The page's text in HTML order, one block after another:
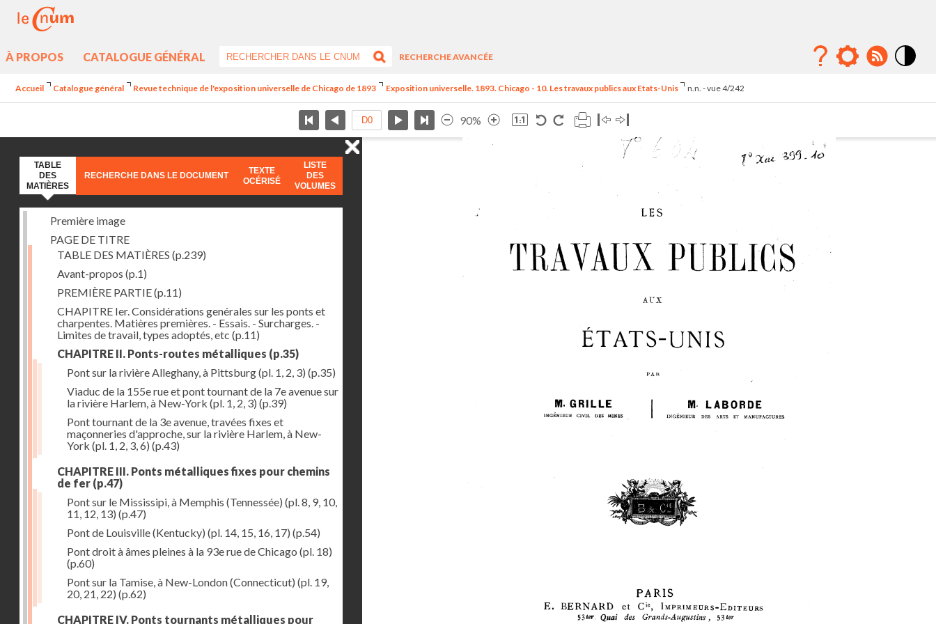
À PROPOS CATALOGUE GÉNÉRAL
RECHERCHE AVANCÉE
Accueil Catalogue général Revue technique de l'exposition universelle de Chicago de 1893 Exposition universelle. 1893. Chicago - 10. Les travaux publics aux Etats-Unis n.n. - vue 4/242
90%
TABLE
DES
MATIÈRES
RECHERCHE DANS LE DOCUMENT
TEXTE
OCÉRISÉ
LISTE
DES
VOLUMES
Première image
PAGE DE TITRE
TABLE DES MATIÈRES (p.239)
Avant-propos (p.1)
PREMIÈRE PARTIE(p.11)
CHAPITRE Ier. Considérations genérales sur les ponts et
charpentes. Matières premières. - Essais. - Surcharges. -
Limites de travail, types adoptés, etc (p.11)
CHAPITRE II. Ponts-routes métalliques (p.35)
Pont sur la rivière Alleghany, à Pittsburg (pl. 1, 2, 3) (p.35)
Viaduc de la 155e rue et pont tournant de la 7e avenue sur
la rivière Harlem, à New-York (pl. 1, 2, 3) (p.39)
Pont tournant de la 3e avenue, travées fixes et
maçonneries d'approche, sur la rivière Harlem, à New-
York (pl. 1, 2, 3, 6) (p.43)
CHAPITRE III. Ponts métalliques fixes pour chemins
de fer (p.47)
Pont sur le Mississipi, à Memphis (Tennessée) (pl. 8, 9, 10,
11, 12, 13) (p.47)
Pont de Louisville (Kentucky) (pl. 14, 15, 16, 17) (p.54)
Pont droit à âmes pleines à la 93e rue de Chicago (pl. 18)
(p.60)
Pont sur la Tamise, à New-London (Connecticut) (pl. 19,
20, 21, 22) (p.62)
CHAPITRE IV. Ponts tournants métalliques pour